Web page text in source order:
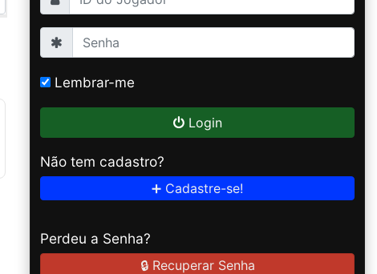
Lembrar-me
Login
Não tem cadastro?
➕ Cadastre-se!
Perdeu a Senha?
🔒 Recuperar Senha